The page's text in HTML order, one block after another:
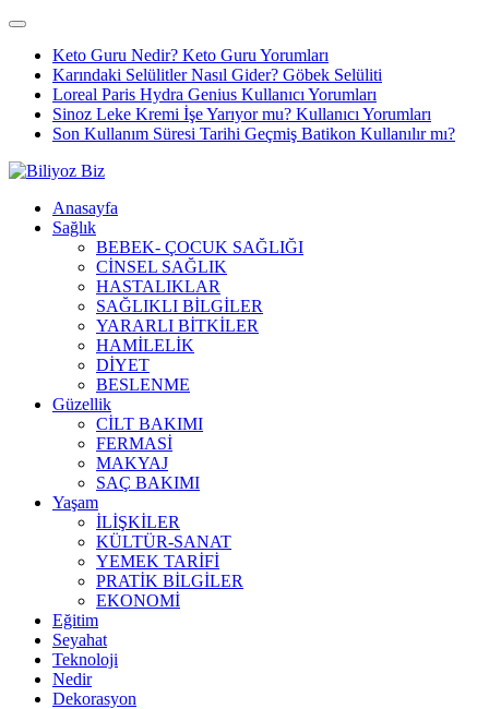
Keto Guru Nedir? Keto Guru Yorumları
Karındaki Selülitler Nasıl Gider? Göbek Selüliti
Loreal Paris Hydra Genius Kullanıcı Yorumları
Sinoz Leke Kremi İşe Yarıyor mu? Kullanıcı Yorumları
Son Kullanım Süresi Tarihi Geçmiş Batikon Kullanılır mı?
Anasayfa
Sağlık
BEBEK- ÇOCUK SAĞLIĞI
CİNSEL SAĞLIK
HASTALIKLAR
SAĞLIKLI BİLGİLER
YARARLI BİTKİLER
HAMİLELİK
DİYET
BESLENME
Güzellik
CİLT BAKIMI
FERMASİ
MAKYAJ
SAÇ BAKIMI
Yaşam
İLİŞKİLER
KÜLTÜR-SANAT
YEMEK TARİFİ
PRATİK BİLGİLER
EKONOMİ
Eğitim
Seyahat
Teknoloji
Nedir
Dekorasyon